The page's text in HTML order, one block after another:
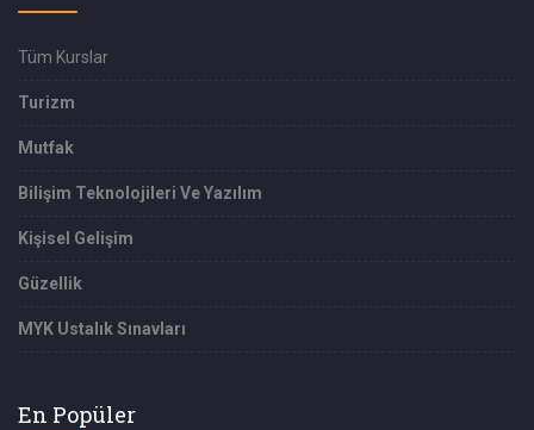
Tüm Kurslar
Turizm
Mutfak
Bilişim Teknolojileri Ve Yazılım
Kişisel Gelişim
Güzellik
MYK Ustalık Sınavları
En Popüler